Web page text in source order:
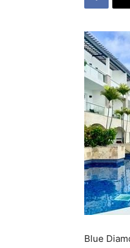
Blue